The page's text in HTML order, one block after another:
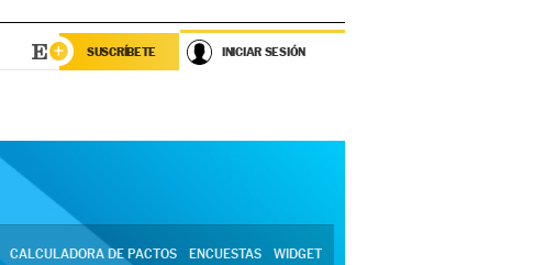
SUSCRÍBETE INICIAR SESIÓN
CALCULADORA DE PACTOS ENCUESTAS WIDGET